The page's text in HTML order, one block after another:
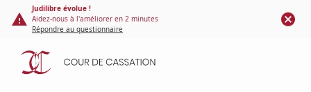
Panneau de gestion des cookies
contenu
principal
Judilibre évolue !
Aidez-nous à l'améliorer en 2 minutes
Répondre au questionnaire